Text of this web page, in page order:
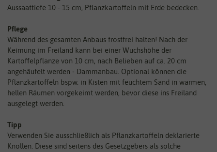
Aussaattiefe 10 - 15 cm, Pflanzkartoffeln mit Erde bedecken.
Pflege
Während des gesamten Anbaus frostfrei halten! Nach der
Keimung im Freiland kann bei einer Wuchshöhe der
Kartoffelpflanze von 10 cm, nach Belieben auf ca. 20 cm
angehäufelt werden - Dammanbau. Optional können die
Pflanzkartoffeln bspw. in Kisten mit feuchtem Sand in warmen,
hellen Räumen vorgekeimt werden, bevor diese ins Freiland
ausgelegt werden.
Tipp
Verwenden Sie ausschließlich als Pflanzkartoffeln deklarierte
Knollen. Diese sind seitens des Gesetzgebers als solche